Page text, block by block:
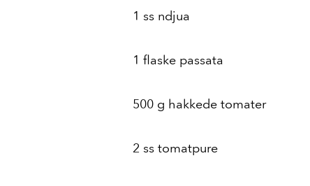
1 ss ndjua
1 flaske passata
500 g hakkede tomater
2 ss tomatpure